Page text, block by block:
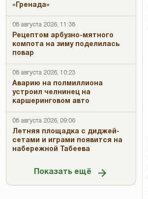
«Гренада»
08 августа 2026, 11:38
Рецептом арбузно-мятного
компота на зиму поделилась
повар
08 августа 2026, 10:23
Аварию на полмиллиона
устроил челнинец на
каршеринговом авто
08 августа 2026, 09:06
Летняя площадка с диджей-
сетами и играми появится на
набережной Табеева
Показать ещё